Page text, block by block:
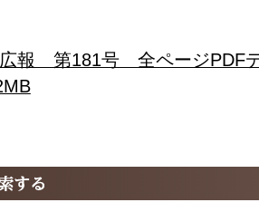
広報 第181号 全ページPDF